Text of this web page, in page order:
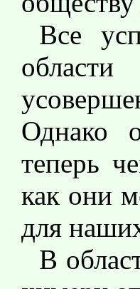
Все
Однако
теперь
как они
для
В